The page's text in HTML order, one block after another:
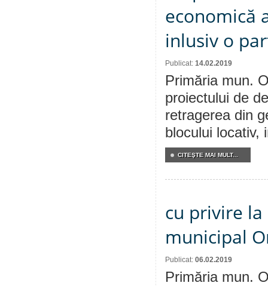
economică
inlusiv o
Publicat: 14.02.2019
Primăria mun.
proiectului de
retragerea din
blocului locativ,
CITEŞTE MAI MULT...
cu privire
municipal
Publicat: 06.02.2019
Primăria mun.